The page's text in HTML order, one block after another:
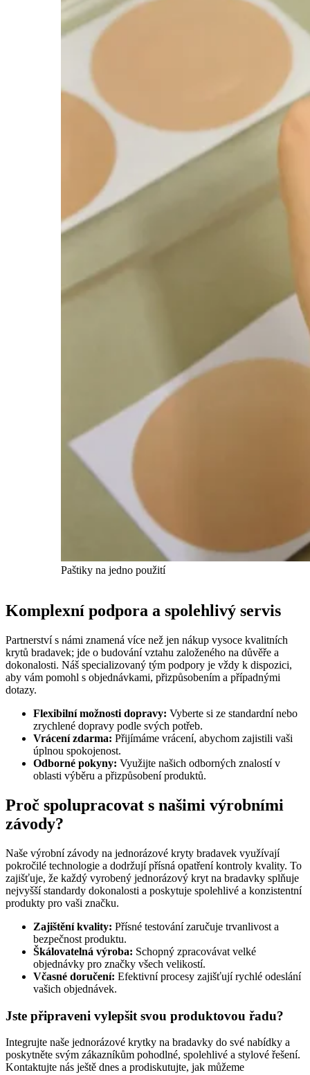
Paštiky na jedno použití
Komplexní podpora a spolehlivý servis
Partnerství s námi znamená více než jen nákup vysoce kvalitních
krytů bradavek; jde o budování vztahu založeného na důvěře a
dokonalosti. Náš specializovaný tým podpory je vždy k dispozici,
aby vám pomohl s objednávkami, přizpůsobením a případnými
dotazy.
Flexibilní možnosti dopravy: Vyberte si ze standardní nebo
zrychlené dopravy podle svých potřeb.
Vrácení zdarma: Přijímáme vrácení, abychom zajistili vaši
úplnou spokojenost.
Odborné pokyny: Využijte našich odborných znalostí v
oblasti výběru a přizpůsobení produktů.
Proč spolupracovat s našimi výrobními
závody?
Naše výrobní závody na jednorázové kryty bradavek využívají
pokročilé technologie a dodržují přísná opatření kontroly kvality. To
zajišťuje, že každý vyrobený jednorázový kryt na bradavky splňuje
nejvyšší standardy dokonalosti a poskytuje spolehlivé a konzistentní
produkty pro vaši značku.
Zajištění kvality: Přísné testování zaručuje trvanlivost a
bezpečnost produktu.
Škálovatelná výroba: Schopný zpracovávat velké
objednávky pro značky všech velikostí.
Včasné doručení: Efektivní procesy zajišťují rychlé odeslání
vašich objednávek.
Jste připraveni vylepšit svou produktovou řadu?
Integrujte naše jednorázové krytky na bradavky do své nabídky a
poskytněte svým zákazníkům pohodlné, spolehlivé a stylové řešení.
Kontaktujte nás ještě dnes a prodiskutujte, jak můžeme